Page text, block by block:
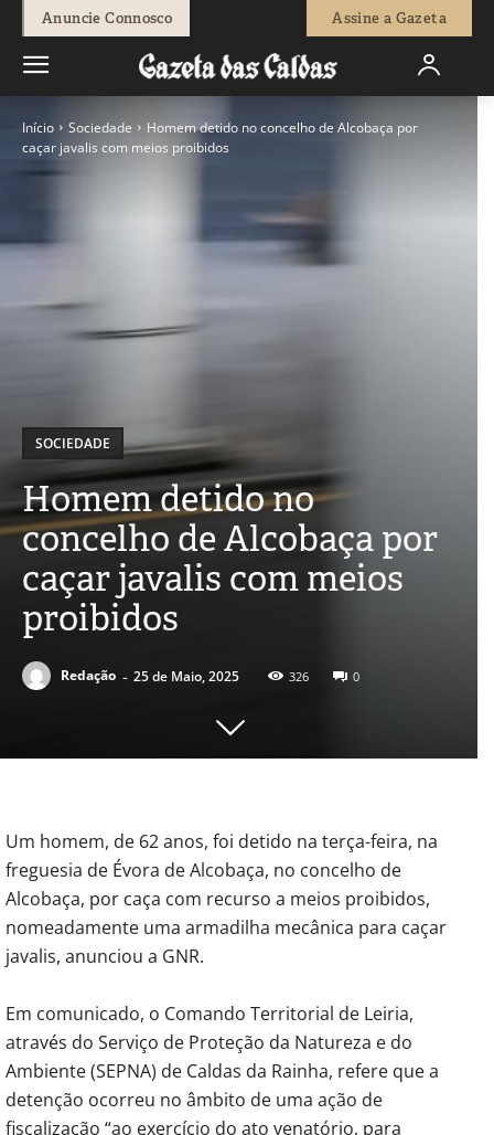
Anuncie Connosco Assine a Gazeta
Início Sociedade
Homem detido no concelho de Alcobaça por
caçar javalis com meios proibidos
SOCIEDADE
Homem detido no
concelho de Alcobaça por
caçar javalis com meios
proibidos
Redação - 25 de Maio, 2025 326 0
Um homem, de 62 anos, foi detido na terça-feira, na
freguesia de Évora de Alcobaça, no concelho de
Alcobaça, por caça com recurso a meios proibidos,
nomeadamente uma armadilha mecânica para caçar
javalis, anunciou a GNR.
Em comunicado, o Comando Territorial de Leiria,
através do Serviço de Proteção da Natureza e do
Ambiente (SEPNA) de Caldas da Rainha, refere que a
detenção ocorreu no âmbito de uma ação de
fiscalização “ao exercício do ato venatório, para